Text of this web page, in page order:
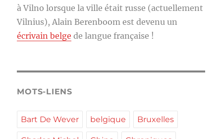
à Vilno lorsque la ville était russe (actuellement
Vilnius), Alain Berenboom est devenu un
écrivain belge de langue française !
MOTS-LIENS
Bart De Wever belgique Bruxelles